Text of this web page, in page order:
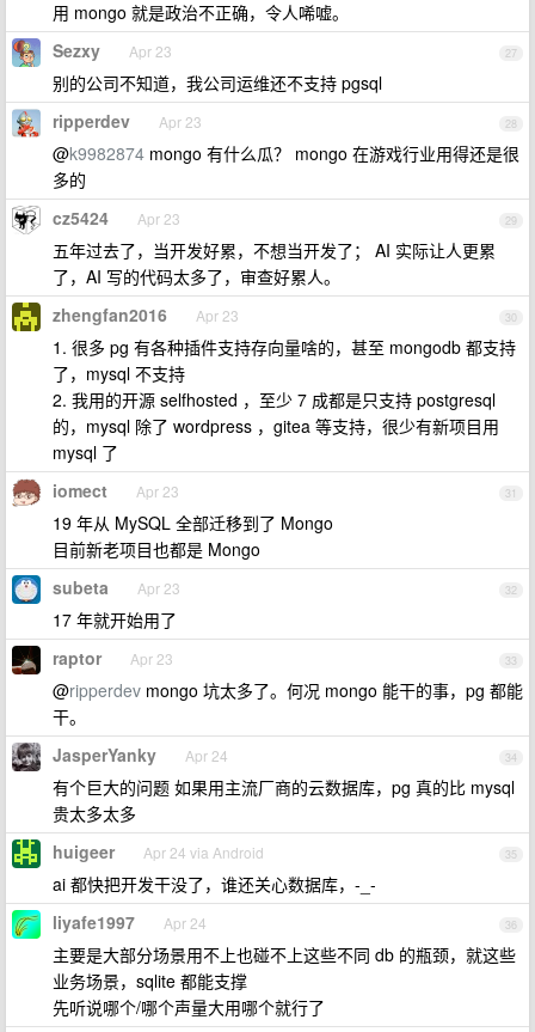
用 mongo 就是政治不正确，令人唏嘘。
27
Sezxy Apr 23
别的公司不知道，我公司运维还不支持 pgsql
28
ripperdev Apr 23
@k9982874 mongo 有什么瓜？ mongo 在游戏行业用得还是很
多的
29
cz5424 Apr 23
五年过去了，当开发好累，不想当开发了； AI 实际让人更累
了，AI 写的代码太多了，审查好累人。
30
zhengfan2016 Apr 23
1. 很多 pg 有各种插件支持存向量啥的，甚至 mongodb 都支持
了，mysql 不支持
2. 我用的开源 selfhosted ，至少 7 成都是只支持 postgresql
的，mysql 除了 wordpress ，gitea 等支持，很少有新项目用
mysql 了
31
iomect Apr 23
19 年从 MySQL 全部迁移到了 Mongo
目前新老项目也都是 Mongo
32
subeta Apr 23
17 年就开始用了
33
raptor Apr 23
@ripperdev mongo 坑太多了。何况 mongo 能干的事，pg 都能
干。
34
JasperYanky Apr 24
有个巨大的问题 如果用主流厂商的云数据库，pg 真的比 mysql
贵太多太多
35
huigeer Apr 24 via Android
ai 都快把开发干没了，谁还关心数据库，-_-
36
liyafe1997 Apr 24
主要是大部分场景用不上也碰不上这些不同 db 的瓶颈，就这些
业务场景，sqlite 都能支撑
先听说哪个/哪个声量大用哪个就行了